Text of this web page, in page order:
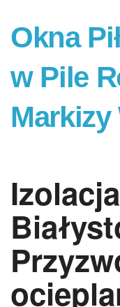
Okna
w Pile
Markizy